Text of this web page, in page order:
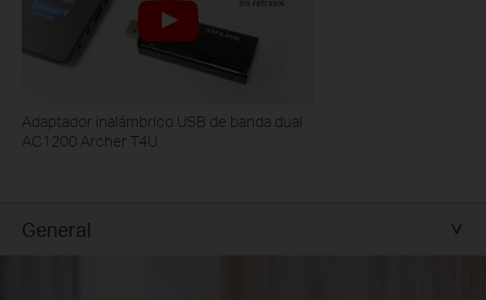
Adaptador inalámbrico USB de banda dual
AC1200 Archer T4U
General